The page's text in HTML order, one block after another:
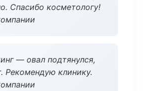
Спасибо косметологу!
— овал подтянулся,
Рекомендую клинику.